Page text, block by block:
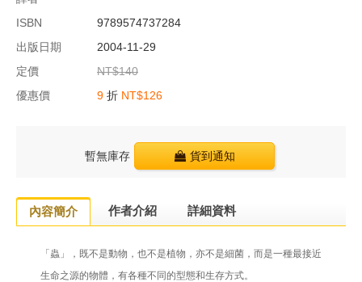
ISBN
9789574737284
出版日期
2004-11-29
定價
NT$140
優惠價
9 折 NT$126
暫無庫存 貨到通知
內容簡介 作者介紹 詳細資料
「蟲」，既不是動物，也不是植物，亦不是細菌，而是一種最接近
生命之源的物體，有各種不同的型態和生存方式。